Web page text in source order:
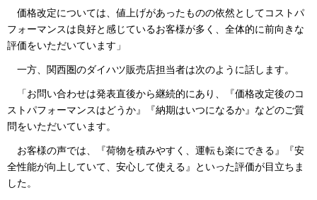
価格改定については、値上げがあったものの依然としてコストパ
フォーマンスは良好と感じているお客様が多く、全体的に前向きな
評価をいただいています」
一方、関西圏のダイハツ販売店担当者は次のように話します。
「お問い合わせは発表直後から継続的にあり、『価格改定後のコ
ストパフォーマンスはどうか』『納期はいつになるか』などのご質
問をいただいています。
お客様の声では、『荷物を積みやすく、運転も楽にできる』『安
全性能が向上していて、安心して使える』といった評価が目立ちま
した。